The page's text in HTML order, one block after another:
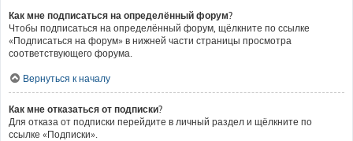
Как мне подписаться на определённый форум?
Чтобы подписаться на определённый форум, щёлкните по ссылке
«Подписаться на форум» в нижней части страницы просмотра
соответствующего форума.
Вернуться к началу
Как мне отказаться от подписки?
Для отказа от подписки перейдите в личный раздел и щёлкните по
ссылке «Подписки».